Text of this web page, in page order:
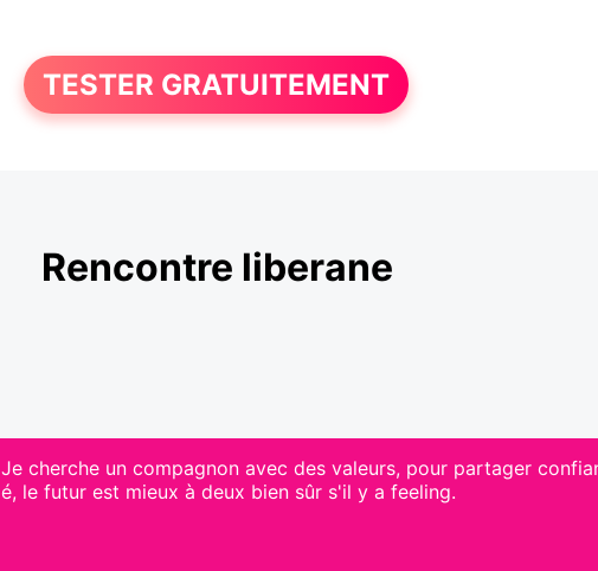
TESTER GRATUITEMENT
Rencontre liberane
Je cherche un compagnon avec des valeurs, pour partager
é, le futur est mieux à deux bien sûr s'il y a feeling.